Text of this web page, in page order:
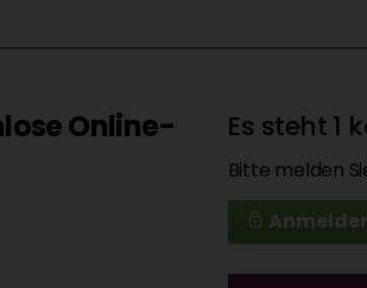
Online-
Es steht 1
Bitte melden
lock_outline